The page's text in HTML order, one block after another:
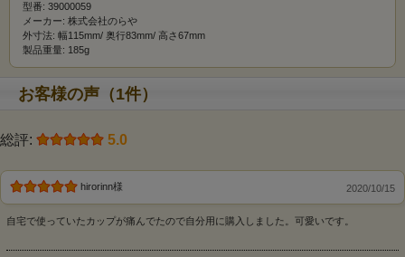
型番: 39000059
メーカー: 株式会社のらや
外寸法: 幅115mm/ 奥行83mm/ 高さ67mm
製品重量: 185g
お客様の声（1件）
総評: 5.0
hirorinn様 2020/10/15
自宅で使っていたカップが痛んでたので自分用に購入しました。可愛いです。